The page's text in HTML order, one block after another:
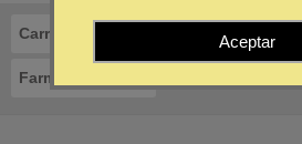
Carreras Universitarias
Farmacéutico
Aceptar